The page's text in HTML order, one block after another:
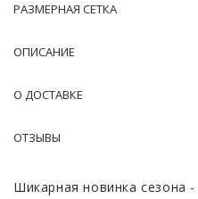
РАЗМЕРНАЯ СЕТКА
ОПИСАНИЕ
О ДОСТАВКЕ
ОТЗЫВЫ
Шикарная новинка сезона